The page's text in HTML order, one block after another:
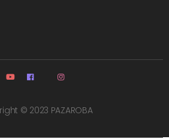
© 2023 PAZAROBA